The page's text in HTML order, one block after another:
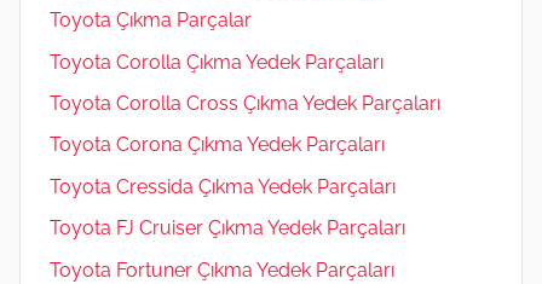
Toyota Çıkma Parçalar
Toyota Corolla Çıkma Yedek Parçaları
Toyota Corolla Cross Çıkma Yedek Parçaları
Toyota Corona Çıkma Yedek Parçaları
Toyota Cressida Çıkma Yedek Parçaları
Toyota FJ Cruiser Çıkma Yedek Parçaları
Toyota Fortuner Çıkma Yedek Parçaları